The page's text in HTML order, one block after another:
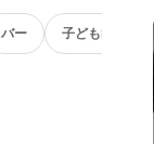
バー 子ども向け